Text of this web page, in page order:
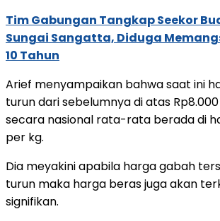
Tim Gabungan Tangkap Seekor
Sungai Sangatta, Diduga
10 Tahun
Arief menyampaikan bahwa saat ini
turun dari sebelumnya di atas
secara nasional rata-rata berada di
per kg.
Dia meyakini apabila harga gabah
turun maka harga beras juga akan
signifikan.